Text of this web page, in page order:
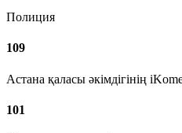
Полиция
109
Астана қаласы әкімдігінің
101